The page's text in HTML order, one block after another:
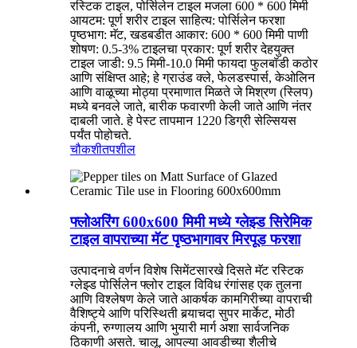
रस्टिक टाइल, पोर्सिलेन टाइल मजला 600 * 600 मिमी
आयटम: पूर्ण शरीर टाइल साहित्य: पोर्सिलेन फरशा
पृष्ठभाग: मॅट, खडबडीत आकार: 600 * 600 मिमी पाणी
शोषण: 0.5-3% टाइलचा प्रकार: पूर्ण शरीर देहयुक्त
टाइल जाडी: 9.5 मिमी-10.0 मिमी फायदा फुलबॉडी कठोर
आणि संक्षिप्त आहे; हे ग्राउंड क्ले, फेलडस्पार्स, केओलिन
आणि वाळूच्या मोठ्या प्रमाणात मिळते जे मिश्रण (स्लिप)
मध्ये बनवले जाते, बारीक फवारणी केली जाते आणि नंतर
दाबली जाते. हे पेस्ट तापमान 1220 डिग्री सेल्सियस
पर्यंत पोहोचते.
चौकशीतपशील
फ्लोअरिंग 600x600 मिमी मध्ये ग्लेझ्ड सिरेमिक
टाइल वापराच्या मॅट पृष्ठभागावर मिरपूड फरशा
उत्पादनाचे वर्णन विशेष सिमेंटसारखे दिसते मॅट रस्टिक
ग्लेझ्ड पोर्सिलेन फ्लोर टाइल विविध रंगांसह एक तुलना
आणि विश्लेषण केले जाते आकर्षक कामगिरीच्या वापराची
वैशिष्ट्ये आणि परिस्थिती बर्‍याचदा सुपर मार्केट, मोठी
कंपनी, रुग्णालय आणि भुयारी मार्ग अशा सार्वजनिक
ठिकाणी असते. चालू. आपल्या आवडीच्या शैलीचे